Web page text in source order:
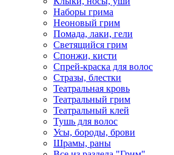
Наборы грима
Неоновый грим
Помада, лаки, гели
Светящийся грим
Спонжи, кисти
Спрей-краска для волос
Стразы, блестки
Театральная кровь
Театральный грим
Театральный клей
Тушь для волос
Усы, бороды, брови
Шрамы, раны